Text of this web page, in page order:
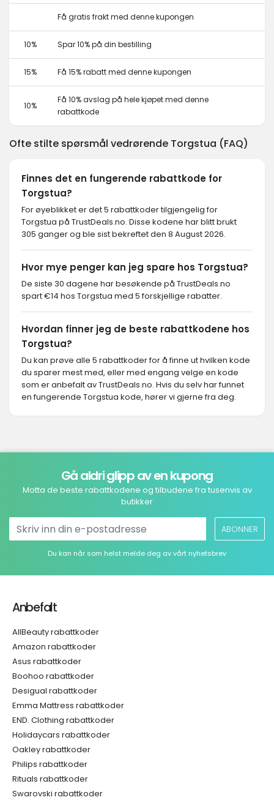
Få gratis frakt med denne kupongen
10% Spar 10% på din bestilling
15% Få 15% rabatt med denne kupongen
10%
Få 10% avslag på hele kjøpet med denne
rabattkode
Ofte stilte spørsmål vedrørende Torgstua (FAQ)
Finnes det en fungerende rabattkode for
Torgstua?
For øyeblikket er det 5 rabattkoder tilgjengelig for
Torgstua på TrustDeals.no. Disse kodene har blitt brukt
305 ganger og ble sist bekreftet den 8 August 2026.
Hvor mye penger kan jeg spare hos Torgstua?
De siste 30 dagene har besøkende på TrustDeals.no
spart €14 hos Torgstua med 5 forskjellige rabatter.
Hvordan finner jeg de beste rabattkodene hos
Torgstua?
Du kan prøve alle 5 rabattkoder for å finne ut hvilken kode
du sparer mest med, eller med engang velge en kode
som er anbefalt av TrustDeals.no. Hvis du selv har funnet
en fungerende Torgstua kode, hører vi gjerne fra deg.
Gå aldri glipp av en kupong
Motta de beste rabattkodene og tilbudene fra tusenvis av
butikker
ABONNER
Du kan når som helst melde deg av vårt nyhetsbrev
Anbefalt
AllBeauty rabattkoder
Amazon rabattkoder
Asus rabattkoder
Boohoo rabattkoder
Desigual rabattkoder
Emma Mattress rabattkoder
END. Clothing rabattkoder
Holidaycars rabattkoder
Oakley rabattkoder
Philips rabattkoder
Rituals rabattkoder
Swarovski rabattkoder